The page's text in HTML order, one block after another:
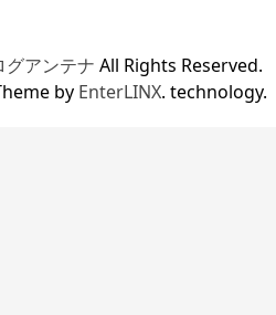
グアンテナ All Rights Reserved.
by EnterLINX. technology.